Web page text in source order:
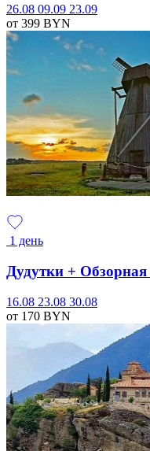
26.08 09.09 23.09
от 399 BYN
1 день
Дудутки +
16.08 23.08 30.08
от 170 BYN